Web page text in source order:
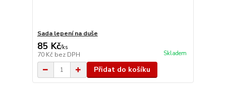
Sada lepení na duše
85 Kč/ks
70 Kč bez DPH Skladem
Přidat do košíku